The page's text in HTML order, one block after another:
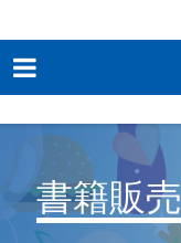
書籍販売